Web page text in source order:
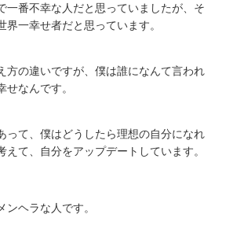
一番不幸な人だと思っていましたが、そ
一幸せ者だと思っています。
方の違いですが、僕は誰になんて言われ
なんです。
って、僕はどうしたら理想の自分になれ
えて、自分をアップデートしています。
ヘラな人です。